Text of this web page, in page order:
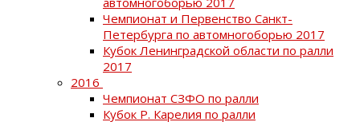
Чемпионат и Первенство Санкт-
Петербурга по автомногоборью 2017
Кубок Ленинградской области по ралли
2017
2016
Чемпионат СЗФО по ралли
Кубок Р. Карелия по ралли